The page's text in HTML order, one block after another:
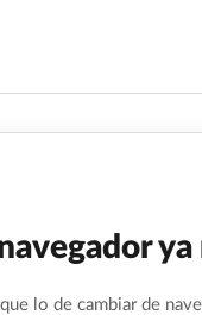
lo de cambiar de